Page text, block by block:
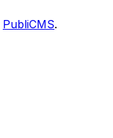
PubliCMS.